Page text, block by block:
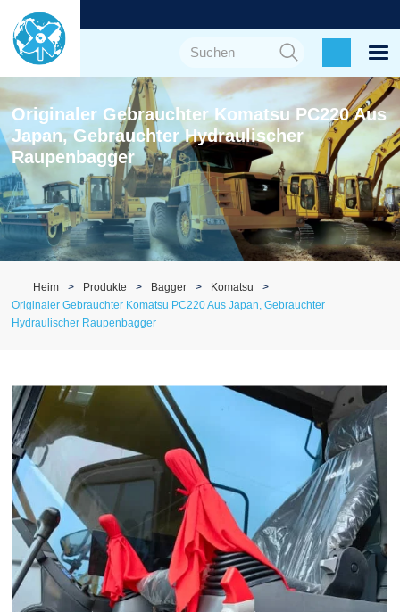
Originaler Gebrauchter Komatsu PC220 Aus
Japan, Gebrauchter Hydraulischer
Raupenbagger
Heim Produkte Bagger
Komatsu
Originaler Gebrauchter Komatsu PC220 Aus Japan, Gebrauchter
Hydraulischer Raupenbagger